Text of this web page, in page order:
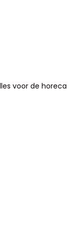
voor de horeca